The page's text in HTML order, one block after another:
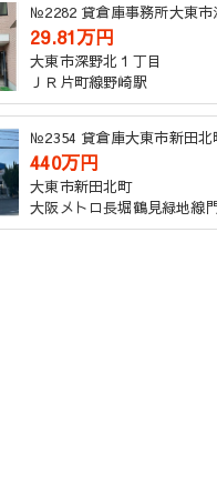
№2282 貸倉庫事務所大東市
29.81万円
大東市深野北１丁目
ＪＲ片町線野崎駅
№2354 貸倉庫大東市新田北
440万円
大東市新田北町
大阪メトロ長堀鶴見緑地線